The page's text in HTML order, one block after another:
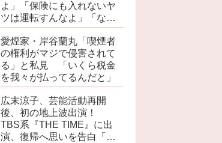
よ」「保険にも入れないヤ
ツは運転すんなよ」「なん
で法律を改正しないの？」
愛煙家・岸谷蘭丸「喫煙者
の権利がマジで侵害されて
る」と私見 「いくら税金
を我々が払ってるんだと」
広末涼子、芸能活動再開
後、初の地上波出演！
TBS系『THE TIME』に出
演、復帰へ思いを告白「自